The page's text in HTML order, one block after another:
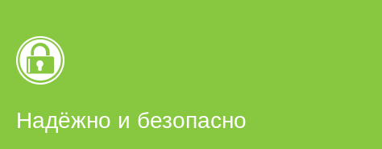
Надёжно и безопасно